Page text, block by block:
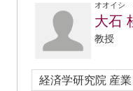
オオイシ
大石
教授
経済学研究院 産